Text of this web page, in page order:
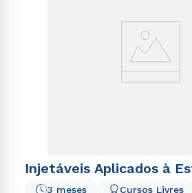
Injetáveis Aplicados à
3 meses Cursos Livres